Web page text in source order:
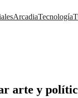
ArcadiaTecnología
arte y